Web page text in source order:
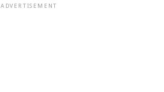
ADVERTISEMENT